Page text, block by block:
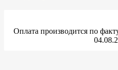
Оплата производится по